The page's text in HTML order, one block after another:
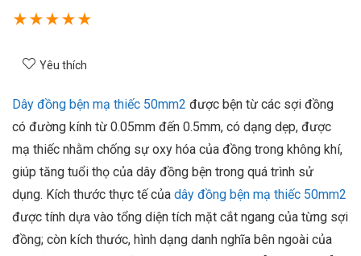
★★★★★
Yêu thích
Dây đồng bện mạ thiếc 50mm2 được bện từ các sợi đồng
có đường kính từ 0.05mm đến 0.5mm, có dạng dẹp, được
mạ thiếc nhằm chống sự oxy hóa của đồng trong không khí,
giúp tăng tuổi thọ của dây đồng bện trong quá trình sử
dụng. Kích thước thực tế của dây đồng bện mạ thiếc 50mm2
được tính dựa vào tổng diện tích mặt cắt ngang của từng sợi
đồng; còn kích thước, hình dạng danh nghĩa bên ngoài của